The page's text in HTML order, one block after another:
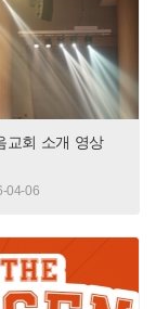
교회 소개 영상
04-06